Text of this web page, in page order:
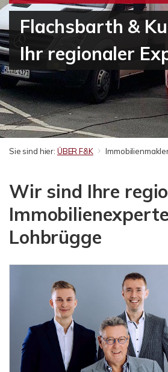
Flachsbarth &
Ihr regionaler
Sie sind hier: ÜBER F&K
Wir sind Ihre
Lohbrügge